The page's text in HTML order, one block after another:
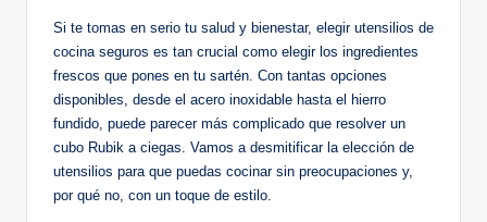
Si te tomas en serio tu salud y bienestar, elegir utensilios de
cocina seguros es tan crucial como elegir los ingredientes
frescos que pones en tu sartén. Con tantas opciones
disponibles, desde el acero inoxidable hasta el hierro
fundido, puede parecer más complicado que resolver un
cubo Rubik a ciegas. Vamos a desmitificar la elección de
utensilios para que puedas cocinar sin preocupaciones y,
por qué no, con un toque de estilo.